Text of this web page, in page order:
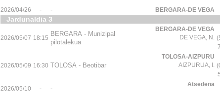
2026/04/26
- - BERGARA-DE VEGA
Jardunaldia 3
2026/05/07 18:15
BERGARA - Munizipal
pilotalekua
BERGARA-DE VEGA
DE VEGA, N.
2026/05/09 16:30 TOLOSA - Beotibar
TOLOSA-AIZPURU
AIZPURUA, I.
2026/05/10 - -
Atsedena